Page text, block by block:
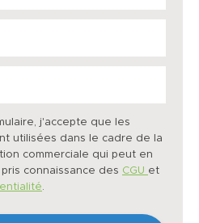
j'accepte que les
utilisées dans le cadre de la
commerciale qui peut en
connaissance des CGU et